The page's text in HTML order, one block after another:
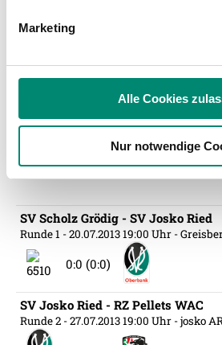
zu können und die Zugriffe auf
Verwendung unserer Website an
weiteren Daten zusammen, die Sie
haben oder die sie im Rahmen
gesammelt haben.
Weitere Details, insbesondere zu
Empfänger entnehmen Sie unserer
Datenschutzerklärung
Marketing
Alle Cookies
Nur notwendige
15
SC Wiener
ARCHIV
SV Scholz Grödig - SV Josko Ried
Runde 1 - 20.07.2013 19:00 Uhr -
0:0 (0:0)
SV Josko Ried - RZ Pellets WAC
Runde 2 - 27.07.2013 19:00 Uhr - josko